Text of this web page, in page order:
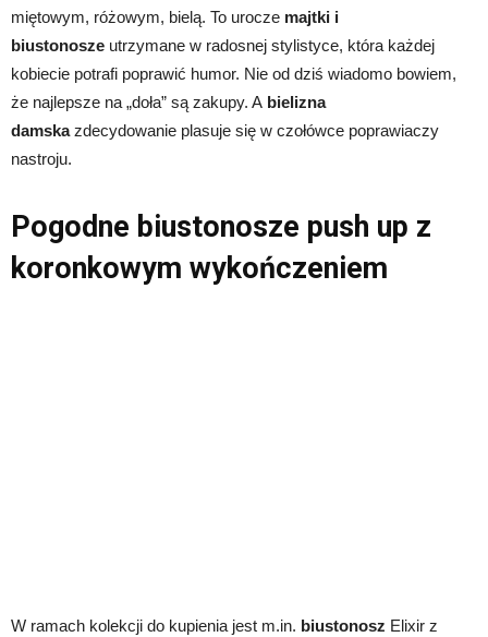
miętowym, różowym, bielą. To urocze majtki i
biustonosze utrzymane w radosnej stylistyce, która każdej
kobiecie potrafi poprawić humor. Nie od dziś wiadomo bowiem,
że najlepsze na „doła” są zakupy. A bielizna
damskazdecydowanie plasuje się w czołówce poprawiaczy
nastroju.
Pogodne biustonosze push up z
koronkowym wykończeniem
W ramach kolekcji do kupienia jest m.in. biustonosz Elixir z